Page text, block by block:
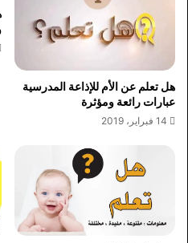
هل تعلم عن الأم للإذاعة المدرسية
عبارات رائعة ومؤثرة
14 فبراير، 2019